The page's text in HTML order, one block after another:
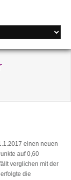
einen neuen
auf 0,60
verglichen mit der
die